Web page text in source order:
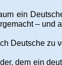
ein
– und
Deutsche zu
dem ein